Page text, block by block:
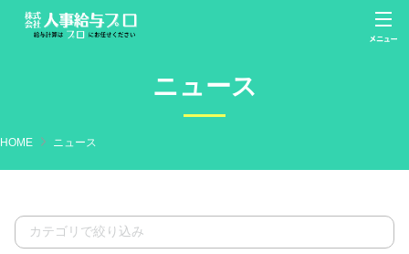
ニュース
HOME ニュース